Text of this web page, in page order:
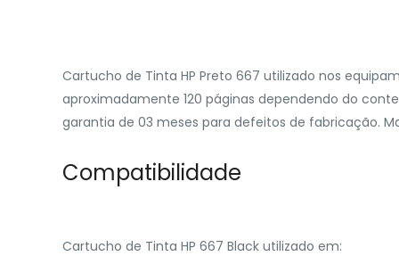
Cartucho de Tinta HP Preto 667 utilizado nos
aproximadamente 120 páginas dependendo do
garantia de 03 meses para defeitos de fabricação.
Compatibilidade
Cartucho de Tinta HP 667 Black utilizado em: